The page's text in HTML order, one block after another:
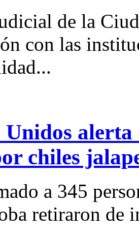
de la
con las
Unidos alerta
chiles
a 345
retiraron de